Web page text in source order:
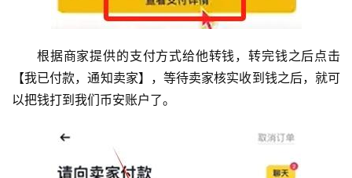
根据商家提供的支付方式给他转钱，转完钱之后点击
【我已付款，通知卖家】，等待卖家核实收到钱之后，就可
以把钱打到我们币安账户了。